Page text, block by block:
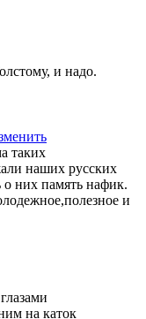
и надо.
таких
наших русских
о них память нафик.
и
на каток